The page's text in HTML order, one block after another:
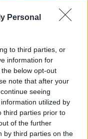
Personal
to third parties, or
information for
below opt-out
note that after your
seeing
utilized by
third parties prior to
of the further
by third parties on the